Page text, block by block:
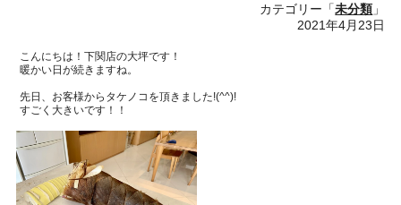
カテゴリー「未分類 」
2021年4月23日
こんにちは！下関店の大坪です！
暖かい日が続きますね。
先日、お客様からタケノコを頂きました!(^^)!
すごく大きいです！！